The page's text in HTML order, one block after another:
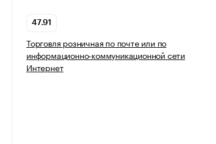
47.91
Торговля розничная по почте или по
информационно-коммуникационной сети
Интернет